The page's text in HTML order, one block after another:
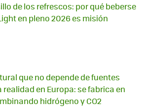
de los refrescos: por qué beberse
en pleno 2026 es misión
que no depende de fuentes
realidad en Europa: se fabrica en
hidrógeno y CO2